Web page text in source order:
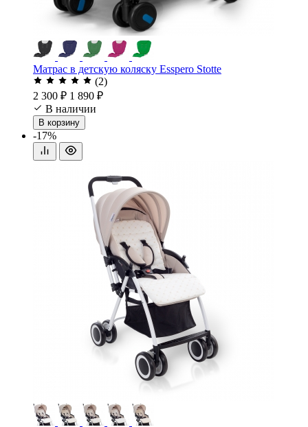
Матрас в детскую коляску Esspero Stotte
(2)
2 300 ₽ 1 890 ₽
В наличии
В корзину
-17%